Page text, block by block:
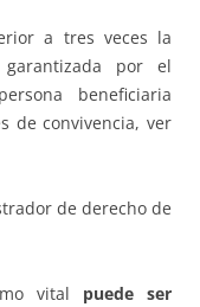
a tres veces la
por el
beneficiaria
de convivencia, ver
de derecho de
vital puede ser